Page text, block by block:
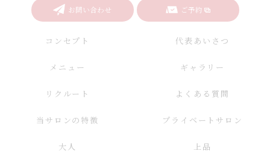
お問い合わせ ご予約
コンセプト 代表あいさつ
メニュー ギャラリー
リクルート よくある質問
当サロンの特徴 プライベートサロン
大人 上品